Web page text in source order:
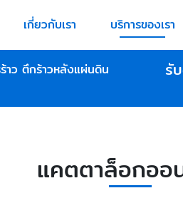
เกี่ยวกับเรา บริการของเรา
ร้าว ตึกร้าวหลังแผ่นดิน
รั
แคตตาล็อกออ